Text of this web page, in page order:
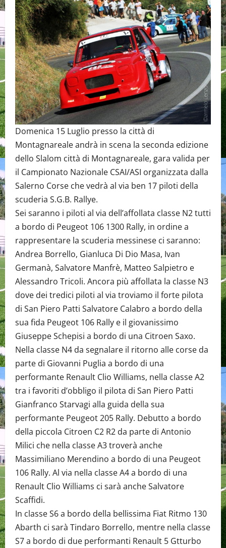
Domenica 15 Luglio presso la città di
Montagnareale andrà in scena la seconda edizione
dello Slalom città di Montagnareale, gara valida per
il Campionato Nazionale CSAI/ASI organizzata dalla
Salerno Corse che vedrà al via ben 17 piloti della
scuderia S.G.B. Rallye.
Sei saranno i piloti al via dell’affollata classe N2 tutti
a bordo di Peugeot 106 1300 Rally, in ordine a
rappresentare la scuderia messinese ci saranno:
Andrea Borrello, Gianluca Di Dio Masa, Ivan
Germanà, Salvatore Manfrè, Matteo Salpietro e
Alessandro Tricoli. Ancora più affollata la classe N3
dove dei tredici piloti al via troviamo il forte pilota
di San Piero Patti Salvatore Calabro a bordo della
sua fida Peugeot 106 Rally e il giovanissimo
Giuseppe Schepisi a bordo di una Citroen Saxo.
Nella classe N4 da segnalare il ritorno alle corse da
parte di Giovanni Puglia a bordo di una
performante Renault Clio Williams, nella classe A2
tra i favoriti d’obbligo il pilota di San Piero Patti
Gianfranco Starvagi alla guida della sua
performante Peugeot 205 Rally. Debutto a bordo
della piccola Citroen C2 R2 da parte di Antonio
Milici che nella classe A3 troverà anche
Massimiliano Merendino a bordo di una Peugeot
106 Rally. Al via nella classe A4 a bordo di una
Renault Clio Williams ci sarà anche Salvatore
Scaffidi.
In classe S6 a bordo della bellissima Fiat Ritmo 130
Abarth ci sarà Tindaro Borrello, mentre nella classe
S7 a bordo di due performanti Renault 5 Gtturbo